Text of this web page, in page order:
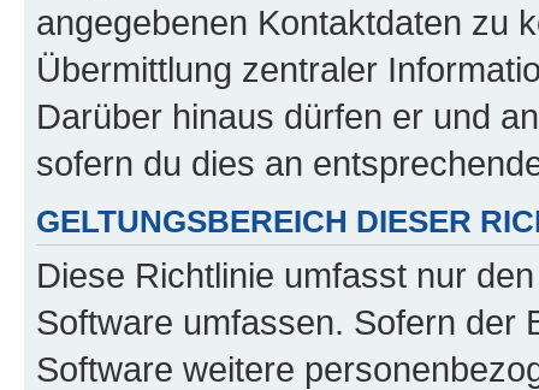
angegebenen Kontaktdaten zu
Übermittlung zentraler
Darüber hinaus dürfen er und
sofern du dies an
GELTUNGSBEREICH DIESER
Diese Richtlinie umfasst nur
Software umfassen. Sofern der
Software weitere